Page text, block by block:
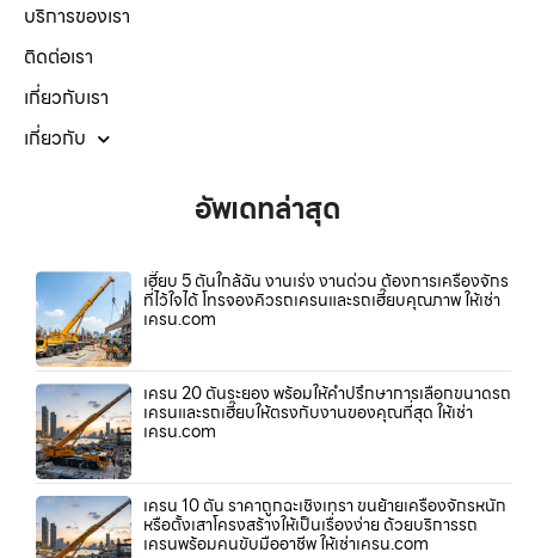
บริการของเรา
ติดต่อเรา
เกี่ยวกับเรา
เกี่ยวกับ
อัพเดทล่าสุด
เฮี๊ยบ 5 ตันใกล้ฉัน งานเร่ง งานด่วน ต้องการเครื่องจักร
ที่ไว้ใจได้ โทรจองคิวรถเครนและรถเฮี๊ยบคุณภาพ ให้เช่า
เครน.com
เครน 20 ตันระยอง พร้อมให้คำปรึกษาการเลือกขนาดรถ
เครนและรถเฮี๊ยบให้ตรงกับงานของคุณที่สุด ให้เช่า
เครน.com
เครน 10 ตัน ราคาถูกฉะเชิงเทรา ขนย้ายเครื่องจักรหนัก
หรือตั้งเสาโครงสร้างให้เป็นเรื่องง่าย ด้วยบริการรถ
เครนพร้อมคนขับมืออาชีพ ให้เช่าเครน.com